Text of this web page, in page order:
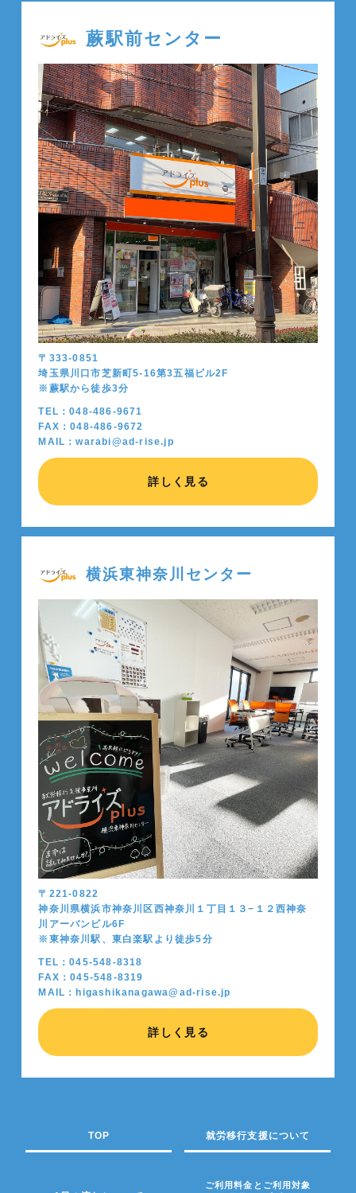
蕨駅前センター
〒333-0851
埼玉県川口市芝新町5-16第3五福ビル2F
※蕨駅から徒歩3分
TEL：048-486-9671
FAX：048-486-9672
MAIL：warabi@ad-rise.jp
詳しく見る
横浜東神奈川センター
〒221-0822
神奈川県横浜市神奈川区西神奈川１丁目１３−１２西神奈
川アーバンビル6F
※東神奈川駅、東白楽駅より徒歩5分
TEL：045-548-8318
FAX：045-548-8319
MAIL：higashikanagawa@ad-rise.jp
詳しく見る
TOP 就労移行支援について
ご利用料金とご利用対象